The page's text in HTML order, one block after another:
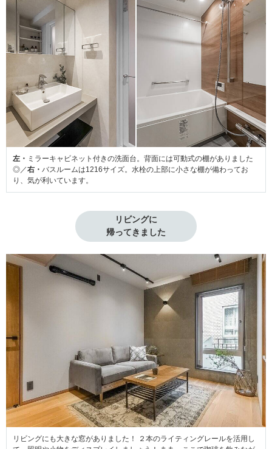
左・ ミラーキャビネット付きの洗面台。背面には可動式の棚がありました
◎／右・ バスルームは1216サイズ。水栓の上部に小さな棚が備わってお
り、気が利いています。
リビングに
帰ってきました
リビングにも大きな窓がありました！ ２本のライティングレールを活用し